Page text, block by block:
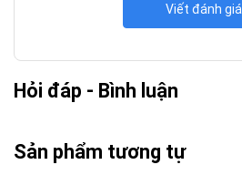
Viết đánh giá
Hỏi đáp - Bình luận
Sản phẩm tương tự